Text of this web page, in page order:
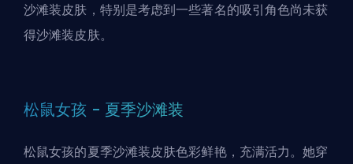
沙滩装皮肤，特别是考虑到一些著名的吸引角色尚未获
得沙滩装皮肤。
松鼠女孩 - 夏季沙滩装
松鼠女孩的夏季沙滩装皮肤色彩鲜艳，充满活力。她穿